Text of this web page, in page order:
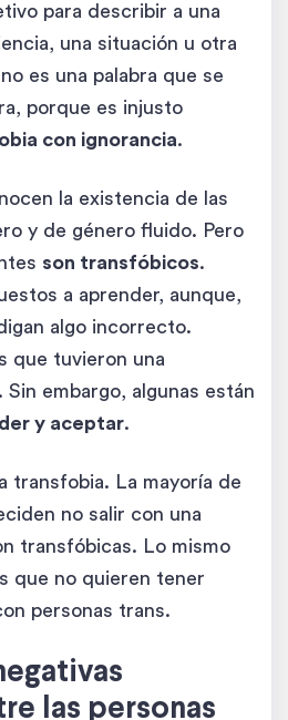
para describir a una
una situación u otra
es una palabra que se
porque es injusto
con ignorancia.
la existencia de las
y de género fluido. Pero
son transfóbicos.
a aprender, aunque,
algo incorrecto.
que tuvieron una
embargo, algunas están
y aceptar.
transfobia. La mayoría de
no salir con una
transfóbicas. Lo mismo
que no quieren tener
personas trans.
las personas